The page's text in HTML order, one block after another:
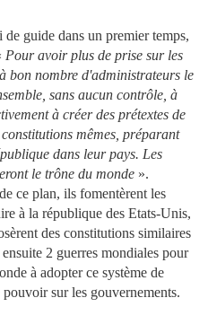
guide dans un premier temps,
Pour avoir plus de prise sur les
bon nombre d'administrateurs le
sans aucun contrôle, à
à créer des prétextes de
mêmes, préparant
dans leur pays. Les
le trône du monde».
ce plan, ils fomentèrent les
à la république des Etats-Unis,
des constitutions similaires
2 guerres mondiales pour
à adopter ce système de
sur les gouvernements.